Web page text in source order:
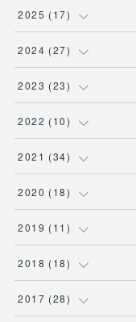
(1)
(1)
(1)
( 12
2025 (17)
(2)
(4)
(11
2024 (27)
(1)
(9)
( 3 )
( 1 )
2023 (23)
(9)
(2 )
(1)
( 3 )
2022 (10)
(1)
(1)
( 1 )
( 2 )
2021 (34)
(1)
( 12
(1)
(3 )
2020 (18)
( 4 )
(4)
(1)
2019 (11 )
(5)
(4)
2018 (18)
(1)
2017 (28)